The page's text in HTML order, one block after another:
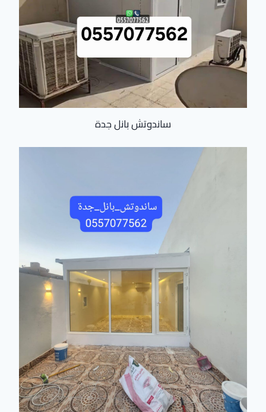
ساندوتش بانل جدة